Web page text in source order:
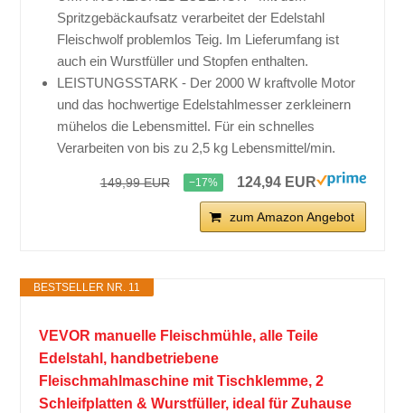
Spritzgebäckaufsatz verarbeitet der Edelstahl
Fleischwolf problemlos Teig. Im Lieferumfang ist
auch ein Wurstfüller und Stopfen enthalten.
LEISTUNGSSTARK - Der 2000 W kraftvolle Motor
und das hochwertige Edelstahlmesser zerkleinern
mühelos die Lebensmittel. Für ein schnelles
Verarbeiten von bis zu 2,5 kg Lebensmittel/min.
149,99 EUR −17% 124,94 EUR
zum Amazon Angebot
BESTSELLER NR. 11
VEVOR manuelle Fleischmühle, alle Teile
Edelstahl, handbetriebene
Fleischmahlmaschine mit Tischklemme, 2
Schleifplatten & Wurstfüller, ideal für Zuhause